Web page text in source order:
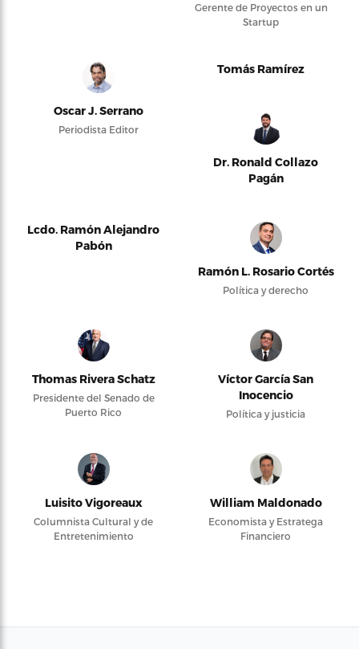
Gerente de Proyectos en un
Startup
Oscar J. Serrano
Periodista Editor
Tomás Ramírez
Dr. Ronald Collazo
Pagán
Lcdo. Ramón Alejandro
Pabón
Ramón L. Rosario Cortés
Política y derecho
Thomas Rivera Schatz
Presidente del Senado de
Puerto Rico
Víctor García San
Inocencio
Política y justicia
Luisito Vigoreaux
Columnista Cultural y de
Entretenimiento
William Maldonado
Economista y Estratega
Financiero